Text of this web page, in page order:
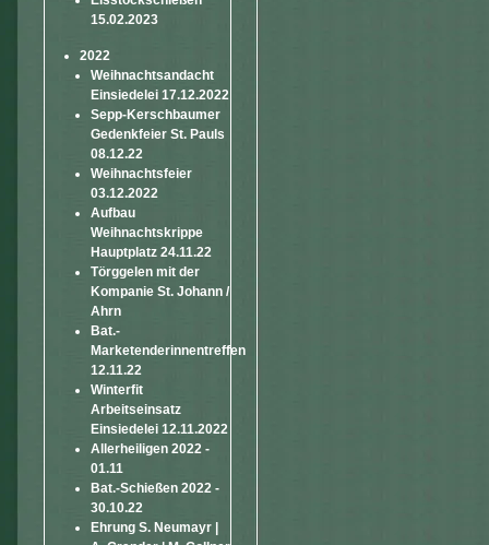
15.02.2023
2022
Weihnachtsandacht
Einsiedelei 17.12.2022
Sepp-Kerschbaumer
Gedenkfeier St. Pauls
08.12.22
Weihnachtsfeier
03.12.2022
Aufbau
Weihnachtskrippe
Hauptplatz 24.11.22
Törggelen mit der
Kompanie St. Johann /
Ahrn
Bat.-
Marketenderinnentreffen
12.11.22
Winterfit
Arbeitseinsatz
Einsiedelei 12.11.2022
Allerheiligen 2022 -
01.11
Bat.-Schießen 2022 -
30.10.22
Ehrung S. Neumayr |